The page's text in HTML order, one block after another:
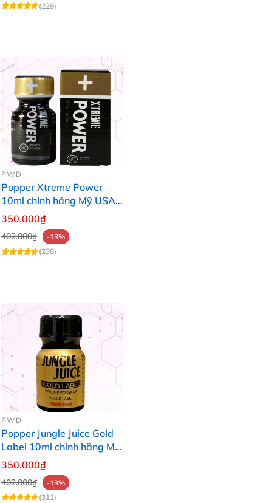
(229)
PWD
Popper Xtreme Power
10ml chính hãng Mỹ USA
PWD
350.000₫
402.000₫
-13%
(238)
PWD
Popper Jungle Juice Gold
Label 10ml chính hãng Mỹ
USA PWD
350.000₫
402.000₫
-13%
(311)